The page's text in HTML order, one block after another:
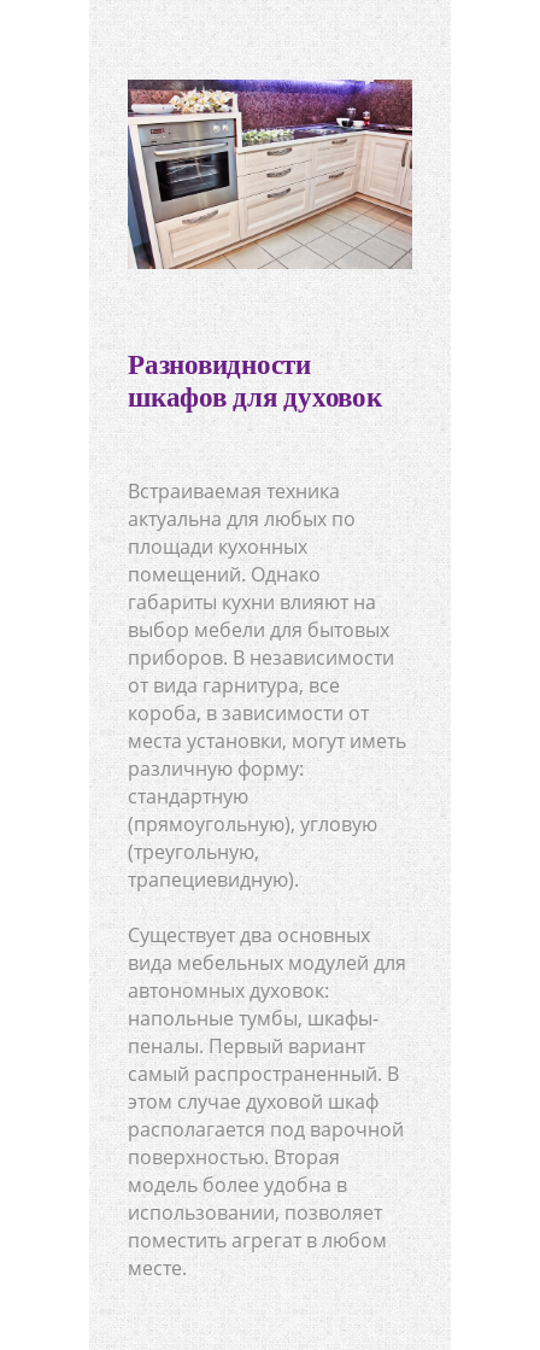
Разновидности
шкафов для духовок
Встраиваемая техника
актуальна для любых по
площади кухонных
помещений. Однако
габариты кухни влияют на
выбор мебели для бытовых
приборов. В независимости
от вида гарнитура, все
короба, в зависимости от
места установки, могут иметь
различную форму:
стандартную
(прямоугольную), угловую
(треугольную,
трапециевидную).
Существует два основных
вида мебельных модулей для
автономных духовок:
напольные тумбы, шкафы-
пеналы. Первый вариант
самый распространенный. В
этом случае духовой шкаф
располагается под варочной
поверхностью. Вторая
модель более удобна в
использовании, позволяет
поместить агрегат в любом
месте.